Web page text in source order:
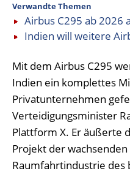
Verwandte Themen
Airbus C295 ab 2026
Indien will weitere
Mit dem Airbus C295
Indien ein komplettes
Privatunternehmen
Verteidigungsminister
Plattform X. Er äußerte
Projekt der
Raumfahrtindustrie des